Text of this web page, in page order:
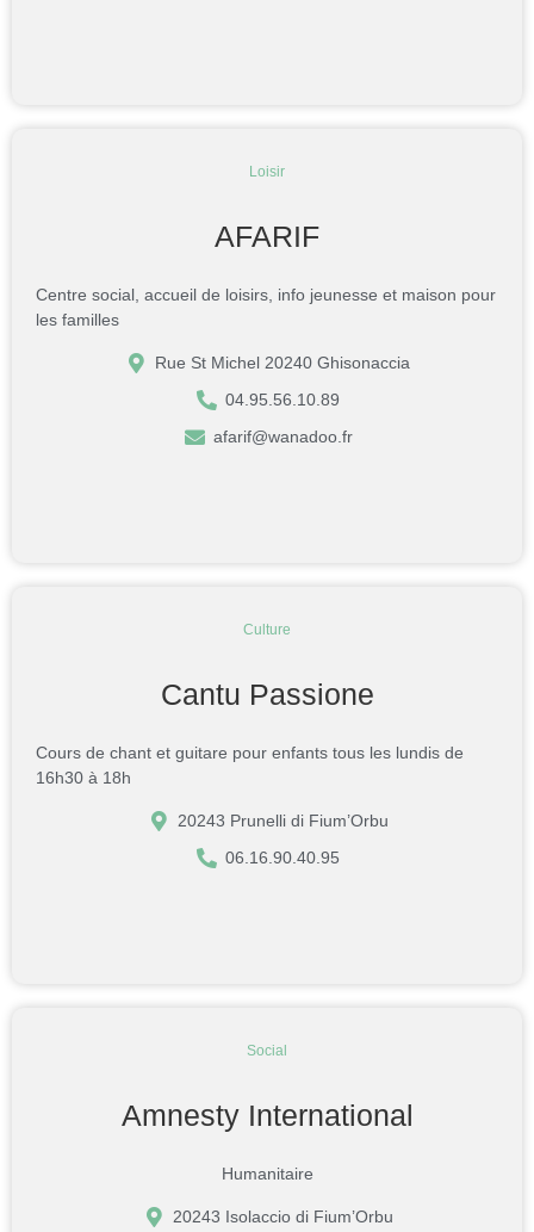
Loisir
AFARIF
Centre social, accueil de loisirs, info jeunesse et maison pour
les familles
Rue St Michel 20240 Ghisonaccia
04.95.56.10.89
afarif@wanadoo.fr
Culture
Cantu Passione
Cours de chant et guitare pour enfants tous les lundis de
16h30 à 18h
20243 Prunelli di Fium’Orbu
06.16.90.40.95
Social
Amnesty International
Humanitaire
20243 Isolaccio di Fium’Orbu